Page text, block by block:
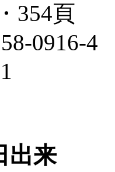
354頁
0916-4
出来